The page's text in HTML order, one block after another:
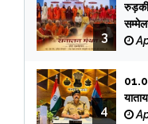
3
रुड़की
4